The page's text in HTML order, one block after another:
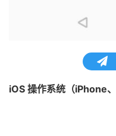
iOS 操作系统（iPhone、